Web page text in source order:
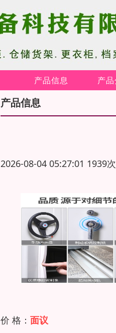
产品信息 产
产品信息
2026-08-04 05:27:01 1939
价 格： 面议